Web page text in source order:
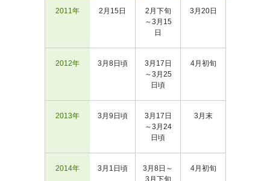
2011年 2月15日
2月下旬
～3月15
日
3月20日
2012年 3月8日頃
3月17日
～3月25
日頃
4月初旬
2013年 3月9日頃
3月17日
～3月24
日頃
3月末
2014年 3月1日頃
3月8日～
3月下旬
4月初旬